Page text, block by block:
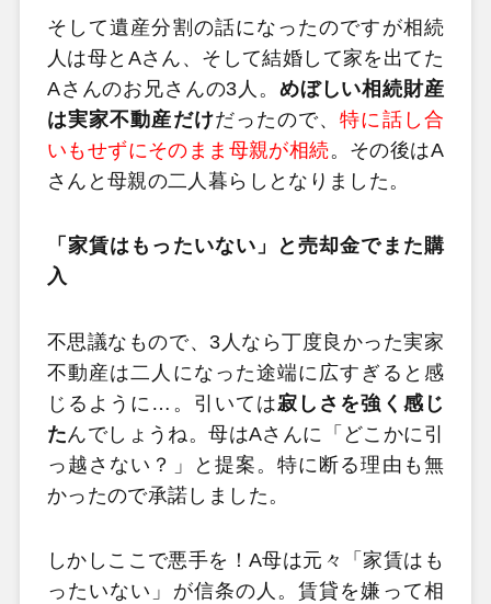
そして遺産分割の話になったのですが相続
人は母とAさん、そして結婚して家を出てた
Aさんのお兄さんの3人。 めぼしい相続財産
は実家不動産だけだったので、特に話し合
いもせずにそのまま母親が相続。その後はA
さんと母親の二人暮らしとなりました。
「家賃はもったいない」と売却金でまた購
入
不思議なもので、3人なら丁度良かった実家
不動産は二人になった途端に広すぎると感
じるように…。引いては寂しさを強く感じ
たんでしょうね。母はAさんに「どこかに引
っ越さない？」と提案。特に断る理由も無
かったので承諾しました。
しかしここで悪手を！A母は元々「家賃はも
ったいない」が信条の人。賃貸を嫌って相